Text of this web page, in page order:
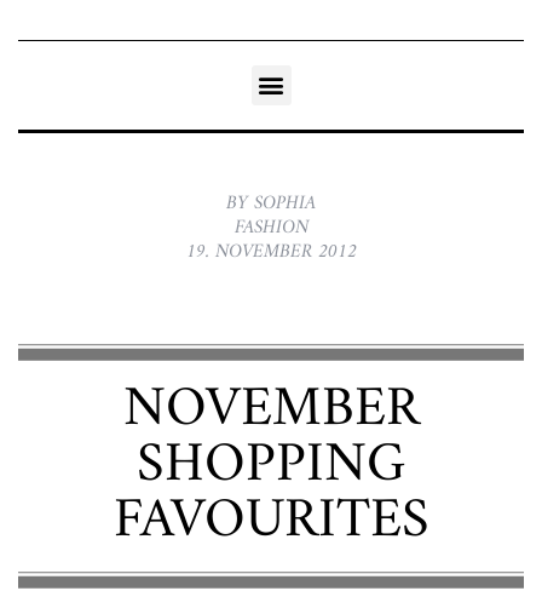
BY SOPHIA
FASHION
19. NOVEMBER 2012
NOVEMBER
SHOPPING
FAVOURITES